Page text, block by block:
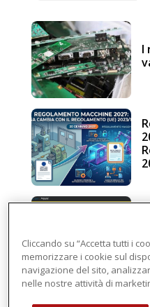
I
Cliccando su “Accetta tutti i
memorizzare i cookie sul
navigazione del sito,
nelle nostre attività di